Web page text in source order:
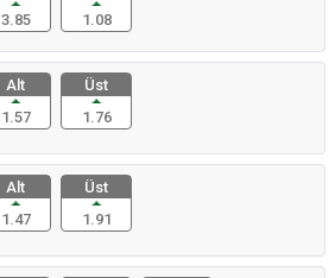
3.85
1.08
Alt
1.57
Üst
1.76
Alt
1.47
Üst
1.91